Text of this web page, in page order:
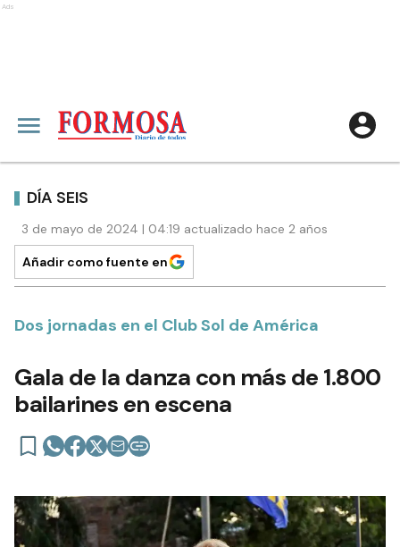
Ads
DÍA SEIS
3 de mayo de 2024 | 04:19 actualizado hace 2 años
Añadir como fuente en
Dos jornadas en el Club Sol de América
Gala de la danza con más de 1.800
bailarines en escena